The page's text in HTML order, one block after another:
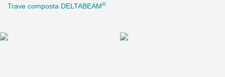
Trave composta DELTABEAM®